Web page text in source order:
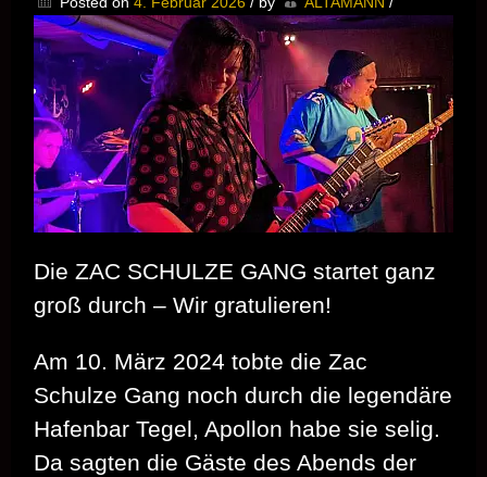
Die ZAC SCHULZE GANG startet ganz
groß durch – Wir gratulieren!
Am 10. März 2024 tobte die Zac
Schulze Gang noch durch die legendäre
Hafenbar Tegel, Apollon habe sie selig.
Da sagten die Gäste des Abends der